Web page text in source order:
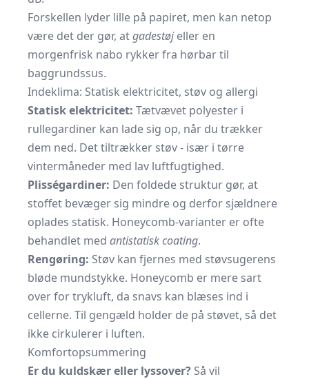
Forskellen lyder lille på papiret, men kan netop
være det der gør, atgadestøjeller en
morgenfrisk nabo rykker fra hørbar til
baggrundssus.
Indeklima: Statisk elektricitet, støv og allergi
Statisk elektricitet: Tætvævet polyester i
rullegardiner kan lade sig op, når du trækker
dem ned. Det tiltrækker støv - især i tørre
vintermåneder med lav luftfugtighed.
Plisségardiner: Den foldede struktur gør, at
stoffet bevæger sig mindre og derfor sjældnere
oplades statisk. Honeycomb-varianter er ofte
behandlet med antistatisk coating.
Rengøring: Støv kan fjernes med støvsugerens
bløde mundstykke. Honeycomb er mere sart
over for trykluft, da snavs kan blæses ind i
cellerne. Til gengæld holder de på støvet, så det
ikke cirkulerer i luften.
Komfortopsummering
Er du kuldskær eller lyssover? Så vil